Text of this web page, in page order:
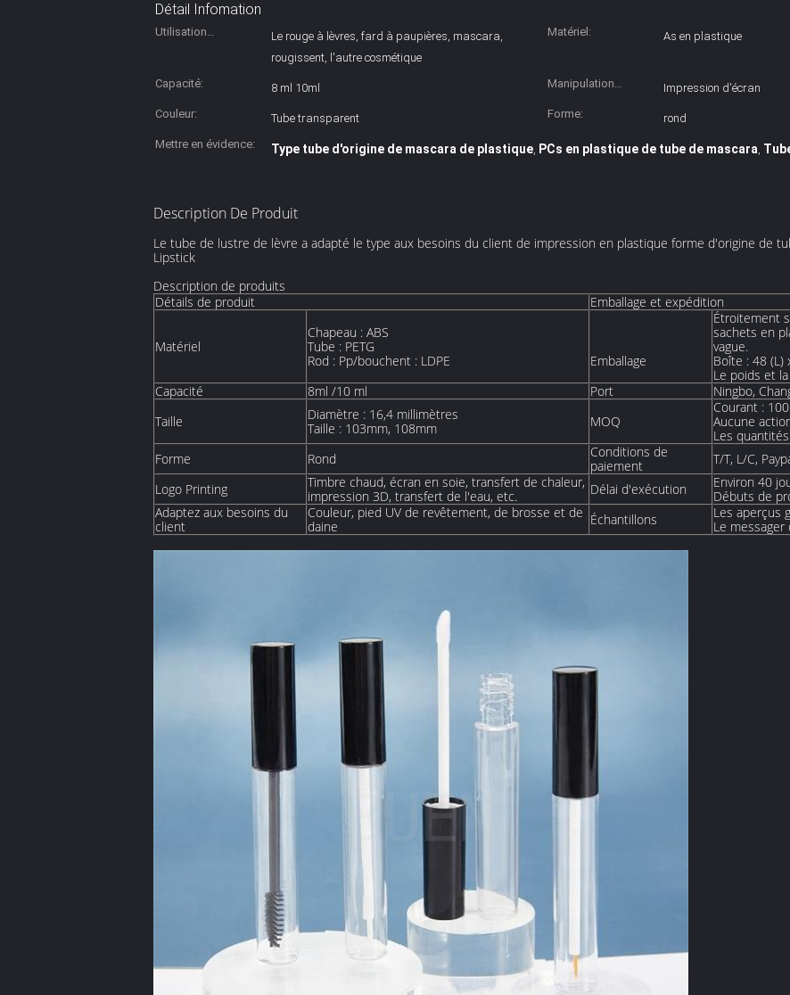
Détail Infomation
Utilisation
Le rouge à lèvres, fard à paupières, mascara,
rougissent, l'autre cosmétique
Matériel: As en plastique
Capacité: 8 ml 10ml
Manipulation
Impression d'écran
Couleur:
Tube transparent Forme:
rond
Mettre en évidence:
Type tube d'origine de mascara de plastique, PCs en plastique de tube de mascara,
Description De Produit
Le tube de lustre de lèvre a adapté le type aux besoins du client de impression en plastique forme d'origine de
Lipstick
Description de produits
Détails de produit
Emballage et expédition
Matériel
Chapeau : ABS
Tube : PETG
Rod : Pp/bouchent : LDPE
Emballage
Étroitement
sachets en
vague.
Boîte : 48 (L)
Le poids et
Capacité
8ml /10 ml Port
Ningbo,
Taille
Diamètre : 16,4 millimètres
Taille : 103mm, 108mm
MOQ
Courant :
Aucune
Les
Forme
Rond
Conditions de
paiement
T/T, L/C,
Logo Printing
Timbre chaud, écran en soie, transfert de chaleur,
impression 3D, transfert de l'eau, etc.
Délai d'exécution
Environ 40
Débuts de
Adaptez aux besoins du
client
Couleur, pied UV de revêtement, de brosse et de
daine
Échantillons
Les aperçus
Le